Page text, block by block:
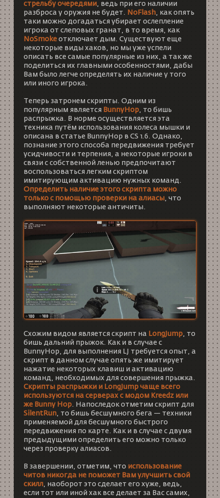
стрельбу очередями, ведь при его наличии
разброса у оружия не будет. NoFlash, как опять
таки можно догадаться убирает ослепление
игрока от слеповых гранат, в то время, как
NoSmokeотключает дым. Существуют еще
некоторые виды хаков, но мы уже успели
описать все самые популярные из них, а так же
поделиться их главными особенностями, дабы
Вам было легче определять их наличие у того
или иного игрока.
Теперь затронем скрипты. Одним из
популярным является BunnyHop, то бишь
распрыжка. В норме осуществляется эта
техника путём использования колеса мышки и
описана в статье BunnyHop в CS 1.6. Однако,
познание этого способа передвижения требует
усидчивости и терпения, а некоторые игроки в
связи с собственной ленью предпочитают
воспользоваться легким скриптом
имитирующим активацию нужных команд.
Определить наличие этого скрипта можно
только с помощью проверки на алиасы, что
выполняют некоторые античиты.
Схожим видом является скрипт на LongJump, то
бишь дальний прыжок. Как и в случае с
BunnyHop, для выполнения LJ требуется опыт, а
скрипт в данном случае опять же имитирует
нажатие некоторых клавиш и активацию
команд, необходимых для совершения прыжка.
Скрипты распрыжки и LongJump чаще всего
используются на серверах с модом Kreedz или
же Bunny Hop. Напоследок отметим скрипт для
SilentRun, то бишь бесшумного бега — техники
применяемой для бесшумного быстрого
передвижения по карте. Как и в случае с двумя
предыдущими определить его можно только
через проверку алиасов.
В завершении, отметим, что использование
читов никогда не поможет Вам улучшить свой
скилл, наоборот это сделает его хуже, ведь,
если тот или иной хак все делает за Вас самих,